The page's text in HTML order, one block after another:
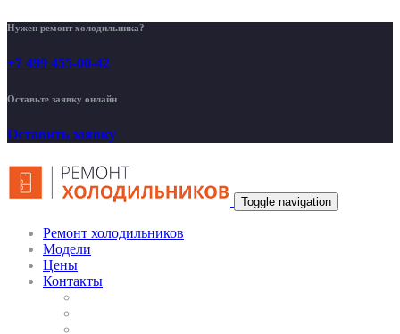
Нужен ремонт холодильника?
+7 499 455-00-42
Оставьте заявку онлайн
Оставить заявку
Toggle navigation
Ремонт холодильников
Модели
Цены
Контакты